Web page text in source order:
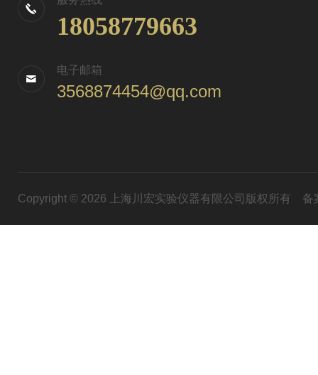
18058779663
电子邮箱
3568874454@qq.com
Copyright © 2026 上海川宏实验仪器有限公司版权所有 备